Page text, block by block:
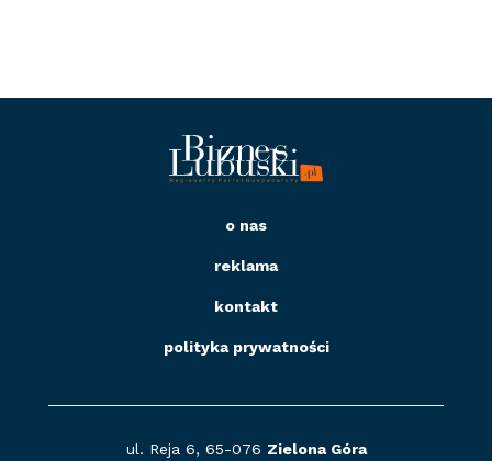
o nas
reklama
kontakt
polityka prywatności
ul. Reja 6, 65-076 Zielona Góra